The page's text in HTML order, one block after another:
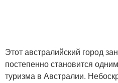
Этот австралийский город
постепенно становится
туризма в Австралии.